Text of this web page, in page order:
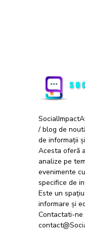
/ blog de
de informații
Acesta oferă
analize pe
evenimente
specifice de
Este un
informare și
Contactati-ne